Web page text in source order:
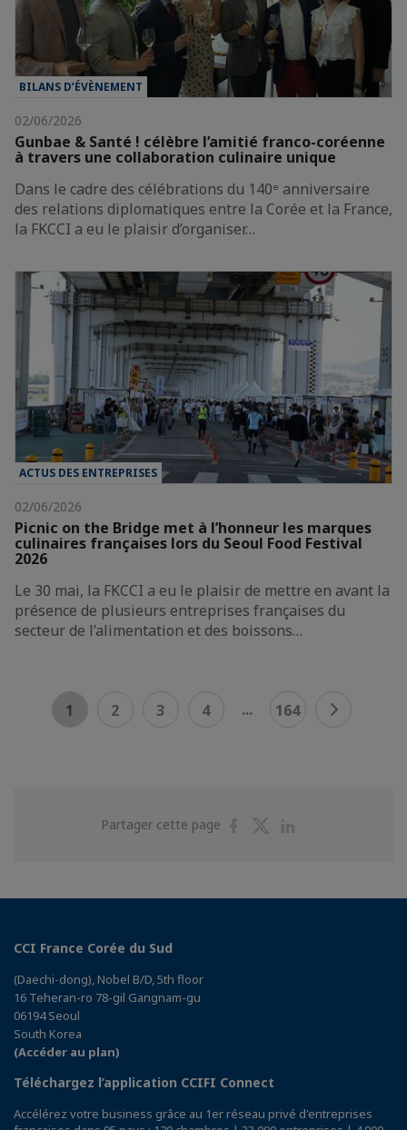
BILANS D’ÉVÈNEMENT
02/06/2026
Gunbae & Santé ! célèbre l’amitié franco-coréenne
à travers une collaboration culinaire unique
Dans le cadre des célébrations du 140ᵉ anniversaire
des relations diplomatiques entre la Corée et la France,
la FKCCI a eu le plaisir d’organiser…
ACTUS DES ENTREPRISES
02/06/2026
Picnic on the Bridge met à l’honneur les marques
culinaires françaises lors du Seoul Food Festival
2026
Le 30 mai, la FKCCI a eu le plaisir de mettre en avant la
présence de plusieurs entreprises françaises du
secteur de l’alimentation et des boissons…
1 2 3 4 ... 164
Partager cette page
PartagerPartager
CCI France Corée du Sud
(Daechi-dong), Nobel B/D, 5th floor
16 Teheran-ro 78-gil Gangnam-gu
06194 Seoul
South Korea
(Accéder au plan)
Téléchargez l’application CCIFI Connect
Accélérez votre business grâce au 1er réseau privé d'entreprises